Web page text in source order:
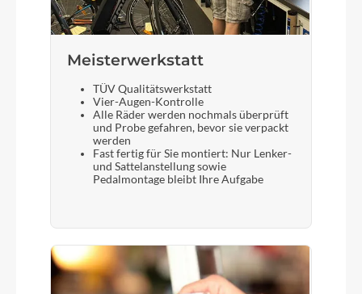
Meisterwerkstatt
TÜV Qualitätswerkstatt
Vier-Augen-Kontrolle
Alle Räder werden nochmals überprüft
und Probe gefahren, bevor sie verpackt
werden
Fast fertig für Sie montiert: Nur Lenker-
und Sattelanstellung sowie
Pedalmontage bleibt Ihre Aufgabe